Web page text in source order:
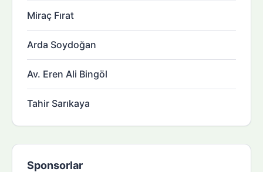
Miraç Fırat
Arda Soydoğan
Av. Eren Ali Bingöl
Tahir Sarıkaya
Sponsorlar